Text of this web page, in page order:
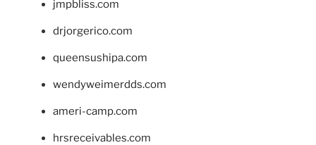
jmpbliss.com
drjorgerico.com
queensushipa.com
wendyweimerdds.com
ameri-camp.com
hrsreceivables.com